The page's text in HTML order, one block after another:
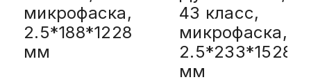
микрофаска,
2.5*188*1228
мм
43 класс,
микрофаска,
2.5*233*1528
мм